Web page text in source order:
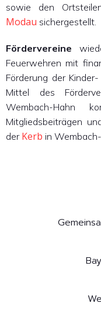
sowie den
Modau sichergestellt.
Fördervereine
Feuerwehren mit
Förderung der
Mittel des
Wembach-Hahn
Mitgliedsbeiträgen
der Kerb in